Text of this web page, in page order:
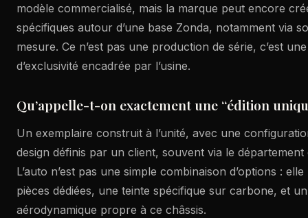
modèle commercialisé, mais la marque peut encore
spécifiques autour d’une base Zonda, notamment via
mesure. Ce n’est pas une production de série, c’est
d’exclusivité encadrée par l’usine.
Qu’appelle-t-on exactement une “édition
Un exemplaire construit à l’unité, avec une
design définis par un client, souvent via le
L’auto n’est pas une simple combinaison d’options :
pièces dédiées, une teinte spécifique sur carbone, et
aérodynamique propre à ce châssis.